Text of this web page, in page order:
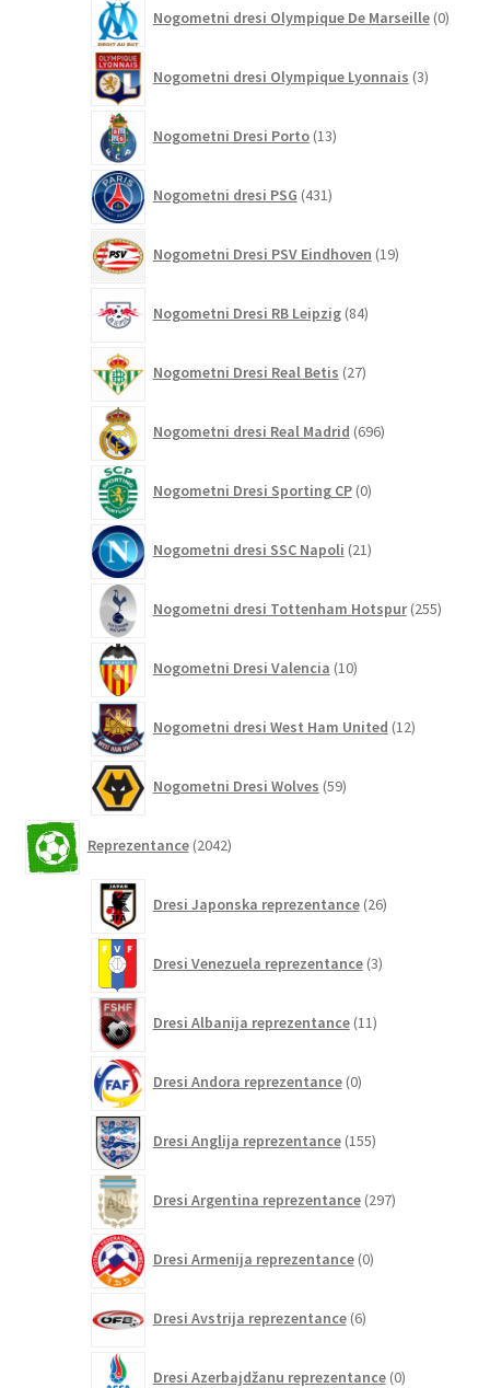
Nogometni dresi Olympique De Marseille 0
Nogometni dresi Olympique Lyonnais 3izdelki
Nogometni Dresi Porto 13izdelkov
Nogometni dresi PSG 431izdelkov
Nogometni Dresi PSV Eindhoven 19izdelkov
Nogometni Dresi RB Leipzig 84izdelkov
Nogometni Dresi Real Betis 27izdelkov
Nogometni dresi Real Madrid 696izdelkov
Nogometni Dresi Sporting CP 0izdelkov
Nogometni dresi SSC Napoli 21izdelkov
Nogometni dresi Tottenham Hotspur 255
Nogometni Dresi Valencia 10izdelkov
Nogometni dresi West Ham United 12izdelkov
Nogometni Dresi Wolves 59izdelkov
Reprezentance 2042izdelkov
Dresi Japonska reprezentance 26izdelkov
Dresi Venezuela reprezentance 3izdelki
Dresi Albanija reprezentance 11izdelkov
Dresi Andora reprezentance 0izdelkov
Dresi Anglija reprezentance 155izdelkov
Dresi Argentina reprezentance 297izdelkov
Dresi Armenija reprezentance 0izdelkov
Dresi Avstrija reprezentance 6izdelkov
Dresi Azerbajdžanu reprezentance 0